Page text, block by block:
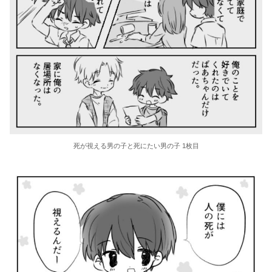
死が視える男の子と死にたい男の子 1枚目